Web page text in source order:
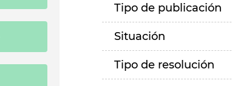
Tipo de publicación
Situación
Tipo de resolución